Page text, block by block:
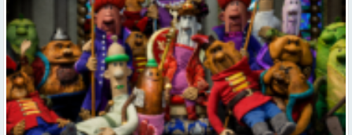
Valmieras muzejā notiks leļļu animācijas darbnīca bērniem